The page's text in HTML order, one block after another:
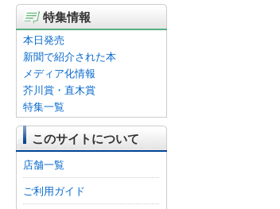
特集情報
本日発売
新聞で紹介された本
メディア化情報
芥川賞・直木賞
特集一覧
このサイトについて
店舗一覧
ご利用ガイド